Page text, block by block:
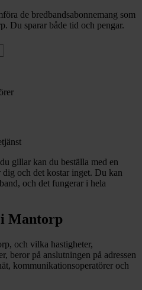
de bredbandsabonnemang som
Du sparar både tid och pengar.
gillar kan du beställa med en
och det kostar inget. Du kan
och det fungerar i hela
Mantorp
, och vilka hastigheter,
beror på anslutningen på adressen
kommunikationsoperatörer och